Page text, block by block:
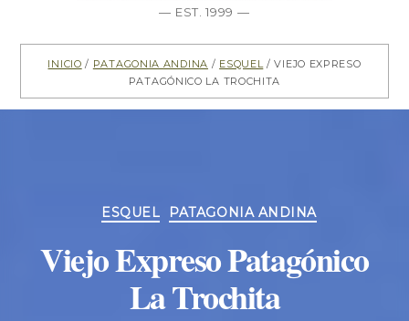
— EST. 1999 —
Inicio / Patagonia Andina / Esquel/ Viejo Expreso
Patagónico La Trochita
Categorías
ESQUEL PATAGONIA ANDINA
Viejo Expreso Patagónico
La Trochita